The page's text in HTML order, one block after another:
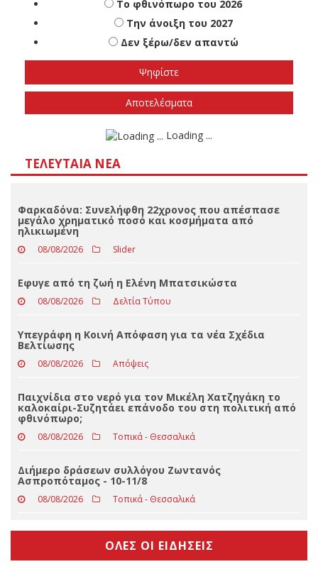
Πότε πιστεύετε ότι θα γίνουν οι εθνικές
εκλογές
Το φθινόπωρο του 2026
Την άνοιξη του 2027
Δεν ξέρω/δεν απαντώ
ΤΕΛΕΥΤΑΊΑ ΝΈΑ
μεγάλο χρηματικό ποσό και κοσμήματα από
ηλικιωμένη
Eφυγε από τη ζωή η Ελένη Μπατσικώστα
08/08/2026 Δελτία Τύπου
Υπεγράφη η Κοινή Απόφαση για τα νέα Σχέδια
Βελτίωσης
08/08/2026
καλοκαίρι-Συζητάει επάνοδο του στη πολιτική από
φθινόπωρο;
08/08/2026 Τοπικά - Θεσσαλικά
Διήμερο δράσεων συλλόγου Ζωντανός
Ασπροπόταμος - 10-11/8
08/08/2026 Τοπικά - Θεσσαλικά